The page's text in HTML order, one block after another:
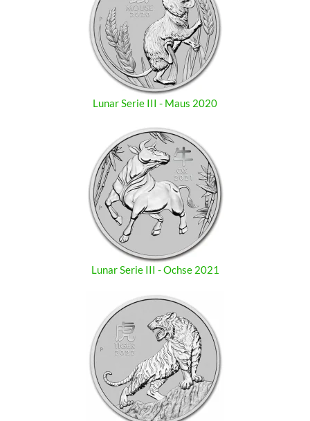
Lunar Serie III - Maus 2020
Lunar Serie III - Ochse 2021